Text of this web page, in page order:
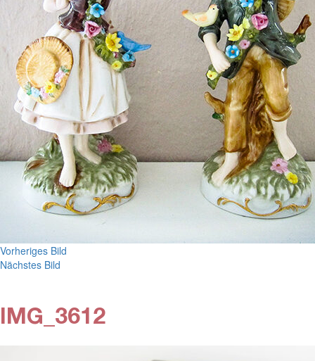
Vorheriges Bild
Nächstes Bild
IMG_3612